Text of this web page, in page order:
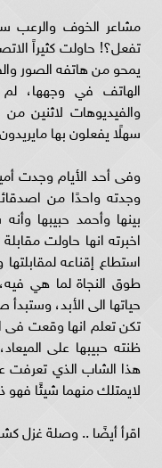
مشاعر الخوف والرعب
تفعل؟! حاولت كثيراً
يمحو من هاتفه الصور
الهاتف في وجهها،
والفيديوهات لاثنين
سهلًا يفعلون بها
وفى أحد الأيام وجدت
وجدته واحدًا من
بينها وأحمد حبيبها
اخبرته انها حاولت
استطاع إقناعه
طوق النجاة لما هي
حياتها الى الأبد،
تكن تعلم انها وقعت فى
ظنته حبيبها على
هذا الشاب الذي تعرفت
لايمتلك منهما شيئًا
اقرأ أيضًا .. وصلة غزل